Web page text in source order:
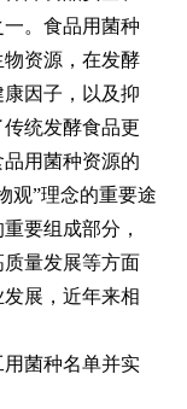
。食品用菌种
资源，在发酵
因子，以及抑
统发酵食品更
用菌种资源的
观”理念的重要途
要组成部分，
量发展等方面
展，近年来相
菌种名单并实